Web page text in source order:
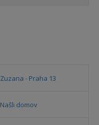
Zuzana - Praha 13
Našli domov